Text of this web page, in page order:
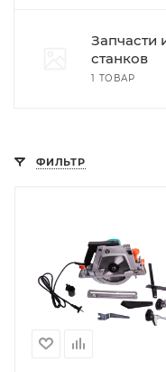
Запчасти
станков
1 ТОВАР
ФИЛЬТР